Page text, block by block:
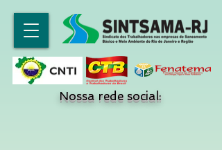
Nossa rede social: